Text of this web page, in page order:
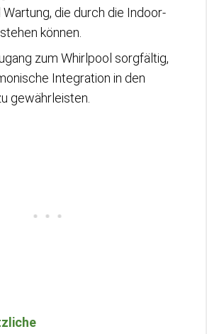
Wartung, die durch die Indoor-
können.
zum Whirlpool sorgfältig,
Integration in den
gewährleisten.